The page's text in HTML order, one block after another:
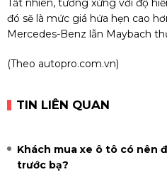
Tất nhiên, tương xứng với độ
đó sẽ là mức giá hứa hẹn cao
Mercedes-Benz lẫn Maybach
(Theo autopro.com.vn)
TIN LIÊN QUAN
Khách mua xe ô tô có nên
trước bạ?